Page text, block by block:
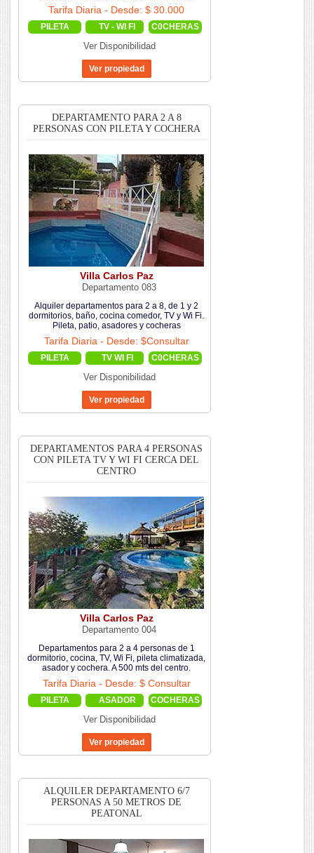
Tarifa Diaria - Desde: $ 30.000
PILETA TV - WI FI C0CHERAS
Ver Disponibilidad
DEPARTAMENTO PARA 2 A 8
PERSONAS CON PILETA Y COCHERA
Villa Carlos Paz
Departamento 083
Alquiler departamentos para 2 a 8, de 1 y 2
dormitorios, baño, cocina comedor, TV y Wi Fi.
Pileta, patio, asadores y cocheras
Tarifa Diaria - Desde: $Consultar
PILETA TV WI FI C0CHERAS
Ver Disponibilidad
DEPARTAMENTOS PARA 4 PERSONAS
CON PILETA TV Y WI FI CERCA DEL
CENTRO
Villa Carlos Paz
Departamento 004
Departamentos para 2 a 4 personas de 1
dormitorio, cocina, TV, Wi Fi, pileta climatizada,
asador y cochera. A 500 mts del centro.
Tarifa Diaria - Desde: $ Consultar
PILETA ASADOR COCHERAS
Ver Disponibilidad
ALQUILER DEPARTAMENTO 6/7
PERSONAS A 50 METROS DE
PEATONAL